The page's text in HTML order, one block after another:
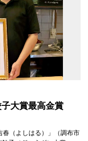
子大賞最高金賞
（よしはる）」（調布市